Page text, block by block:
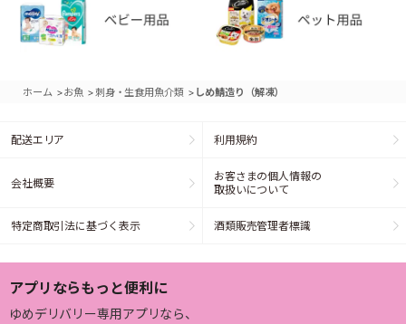
ホーム >お魚 >刺身・生食用魚介類 > しめ鯖造り（解凍）
配送エリア 利用規約
会社概要
お客さまの個人情報の
取扱いについて
特定商取引法に基づく表示 酒類販売管理者標識
アプリならもっと便利に
ゆめデリバリー専用アプリなら、